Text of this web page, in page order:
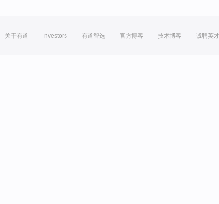
关于有道 Investors 有道智选 官方博客 技术博客 诚聘英才